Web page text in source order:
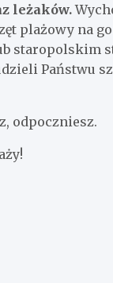
leżaków.
plażowy na
staropolskim
Państwu
odpoczniesz.